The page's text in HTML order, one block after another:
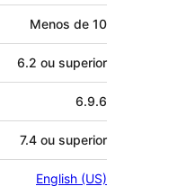
Menos de 10
6.2 ou superior
6.9.6
7.4 ou superior
English (US)